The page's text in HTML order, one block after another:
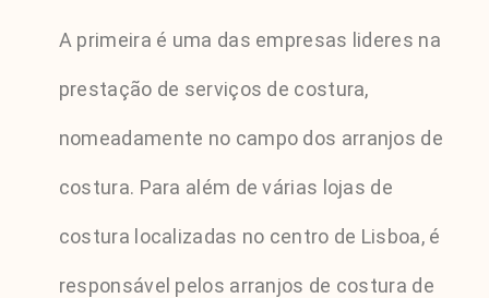
A primeira é uma das empresas lideres na
prestação de serviços de costura,
nomeadamente no campo dos arranjos de
costura. Para além de várias lojas de
costura localizadas no centro de Lisboa, é
responsável pelos arranjos de costura de